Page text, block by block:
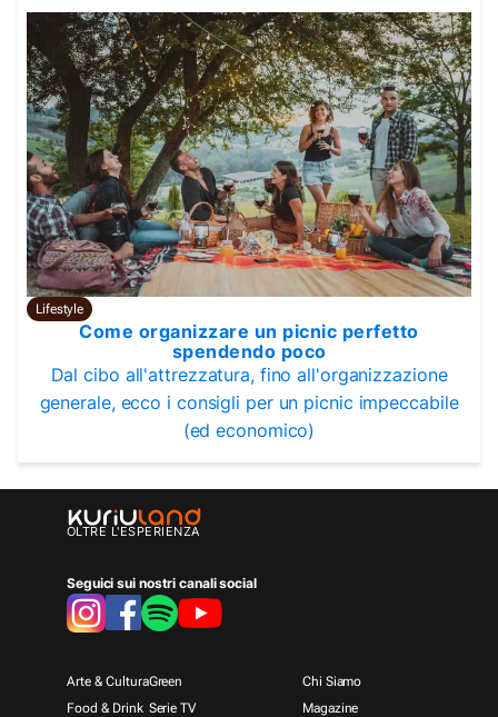
Lifestyle
Come organizzare un picnic perfetto
spendendo poco
Dal cibo all'attrezzatura, fino all'organizzazione
generale, ecco i consigli per un picnic impeccabile
(ed economico)
OLTRE L'ESPERIENZA
Seguici sui nostri canali social
Arte & Cultura
Food & Drink
Green
Serie TV
Chi Siamo
Magazine